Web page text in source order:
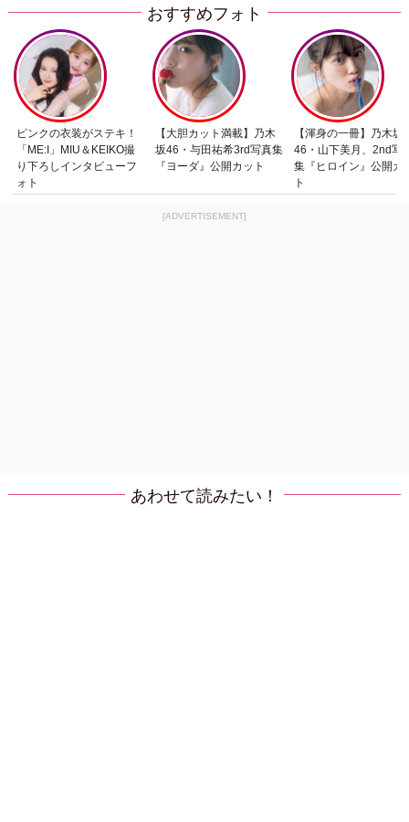
おすすめフォト
ピンクの衣装がステキ！
「ME:I」MIU＆KEIKO撮
り下ろしインタビューフ
ォト
【大胆カット満載】乃木
坂46・与田祐希3rd写真集
『ヨーダ』公開カット
【渾身の一冊】乃木坂
46・山下美月、2nd写
集『ヒロイン』公開カ
ト
[ADVERTISEMENT]
あわせて読みたい！